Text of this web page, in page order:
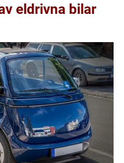
eldrivna bilar